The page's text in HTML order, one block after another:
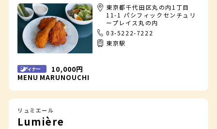
東京都千代田区丸の内1丁目
11-1 パシフィックセンチュリ
ープレイス丸の内
03-5222-7222
東京駅
ディナー
MENU MARUNOUCHI
10,000円
Lumière
リュミエール